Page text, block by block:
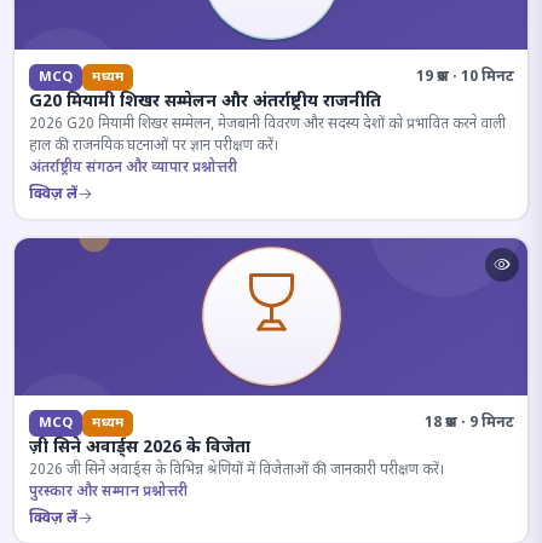
MCQ मध्यम 19 प्रश्न · 10 मिनट
G20 मियामी शिखर सम्मेलन और अंतर्राष्ट्रीय राजनीति
2026 G20 मियामी शिखर सम्मेलन, मेजबानी विवरण और सदस्य देशों को प्रभावित करने वाली
हाल की राजनयिक घटनाओं पर ज्ञान परीक्षण करें।
अंतर्राष्ट्रीय संगठन और व्यापार प्रश्नोत्तरी
क्विज़ लें
MCQ मध्यम 18 प्रश्न · 9 मिनट
ज़ी सिने अवार्ड्स 2026 के विजेता
2026 जी सिने अवार्ड्स के विभिन्न श्रेणियों में विजेताओं की जानकारी परीक्षण करें।
पुरस्कार और सम्मान प्रश्नोत्तरी
क्विज़ लें